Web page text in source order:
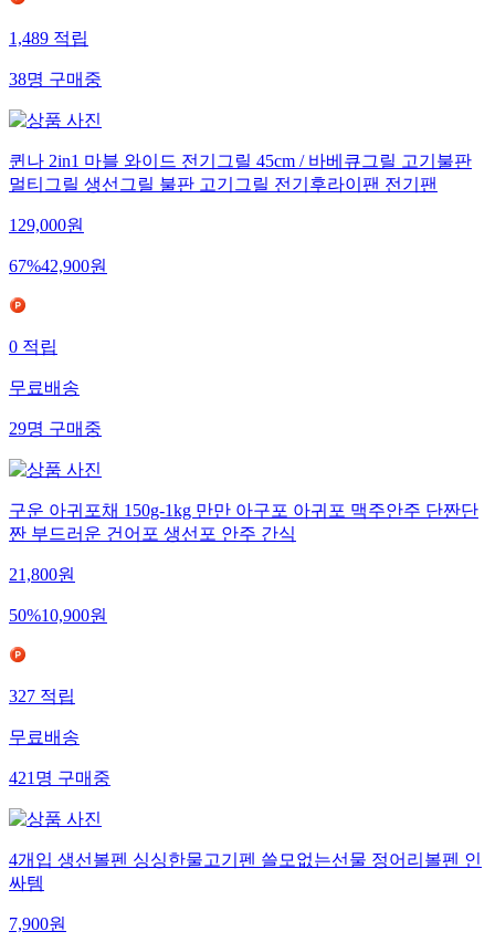
1,489적립
38명구매중
퀸나 2in1 마블 와이드 전기그릴 45cm / 바베큐그릴 고기불판
멀티그릴 생선그릴 불판 고기그릴 전기후라이팬 전기팬
129,000원
67%42,900원
0적립
무료배송
29명구매중
구운 아귀포채 150g-1kg 만만 아구포 아귀포 맥주안주 단짠단
짠 부드러운 건어포 생선포 안주 간식
21,800원
50%10,900원
327적립
무료배송
421명구매중
4개입 생선볼펜 싱싱한물고기펜 쓸모없는선물 정어리볼펜 인
싸템
7,900원